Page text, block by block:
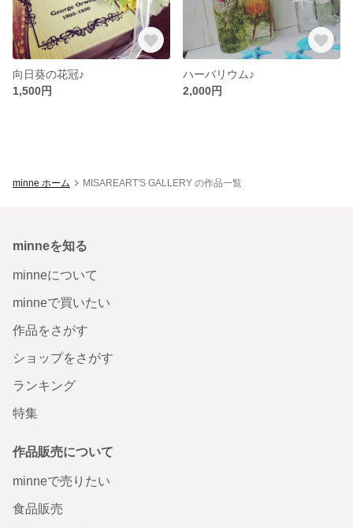
向日葵の花冠♪
1,500円
ハーバリウム♪
2,000円
minne ホーム MISAREART'S GALLERY の作品一覧
minneを知る
minneについて
minneで買いたい
作品をさがす
ショップをさがす
ランキング
特集
作品販売について
minneで売りたい
食品販売